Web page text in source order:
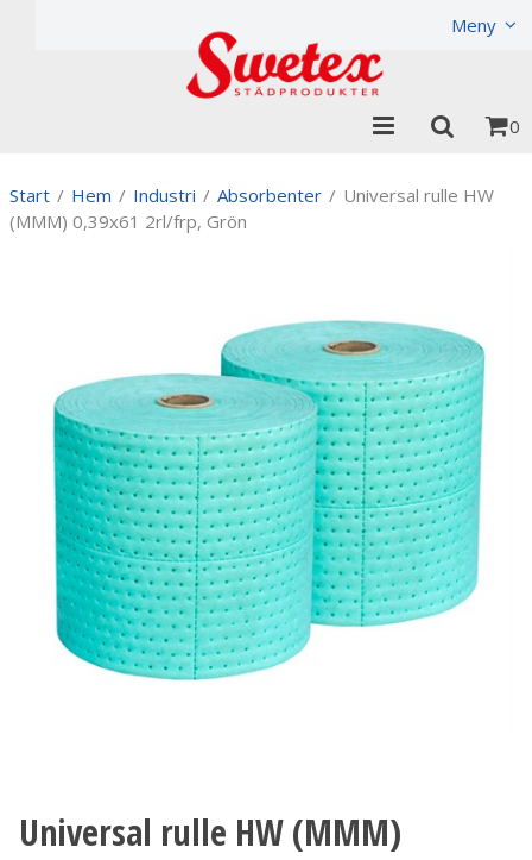
Meny
0
Start / Hem / Industri / Absorbenter / Universal rulle HW
(MMM) 0,39x61 2rl/frp, Grön
Universal rulle HW (MMM)